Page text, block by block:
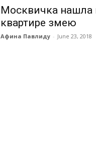
Москвичка нашла
квартире змею
Афина Павлиду - June 23, 2018